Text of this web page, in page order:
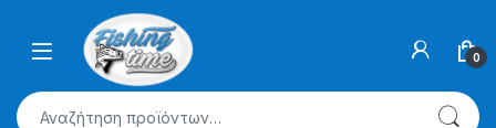
Skip to navigation
0
Αναζήτηση για: